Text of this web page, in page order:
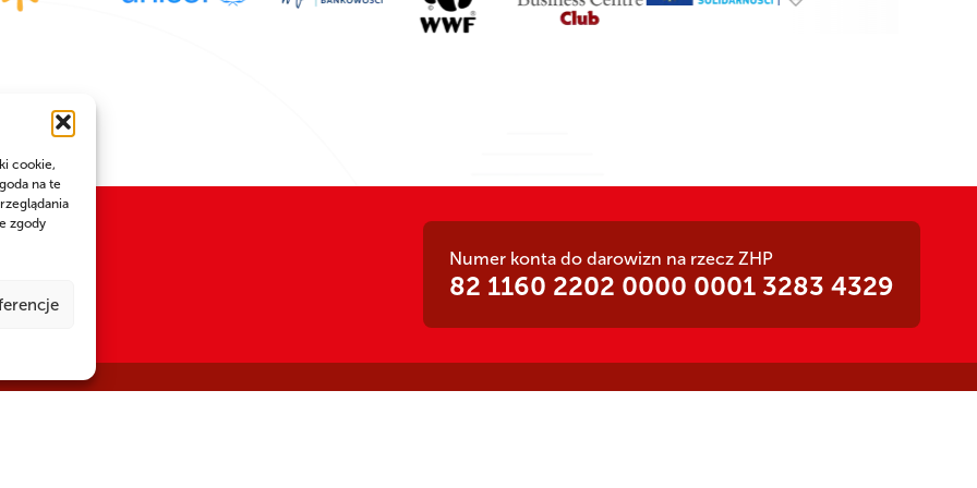
cookie,
na te
zgody
Numer konta do darowizn na rzecz ZHP
82 1160 2202 0000 0001 3283 4329